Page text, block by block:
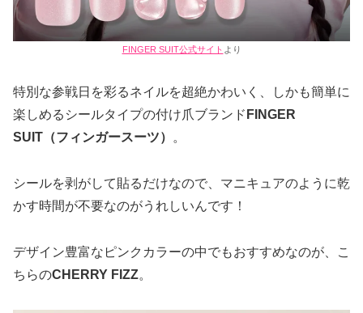
FINGER SUIT公式サイト より
特別な参戦日を彩るネイルを超絶かわいく、しかも簡単に
楽しめるシールタイプの付け爪ブランド FINGER
SUIT（フィンガースーツ）
。
シールを剥がして貼るだけなので、マニキュアのように乾
かす時間が不要なのがうれしいんです！
デザイン豊富なピンクカラーの中でもおすすめなのが、こ
ちらのCHERRY FIZZ。